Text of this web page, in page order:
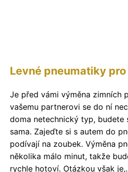
Levné pneumatiky
Je před vámi výměna zimních
vašemu partnerovi se do ní
doma netechnický typ, budete
sama. Zajeďte si s autem do
podívají na zoubek. Výměna
několika málo minut, takže
rychle hotoví. Otázkou však